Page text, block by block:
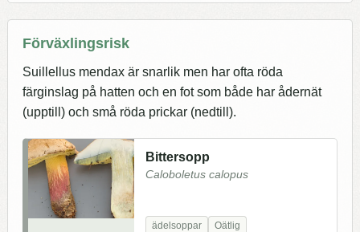
Förväxlingsrisk
Suillellus mendax är snarlik men har ofta röda
färginslag på hatten och en fot som både har ådernät
(upptill) och små röda prickar (nedtill).
Bittersopp
Caloboletus calopus
ädelsoppar Oätlig